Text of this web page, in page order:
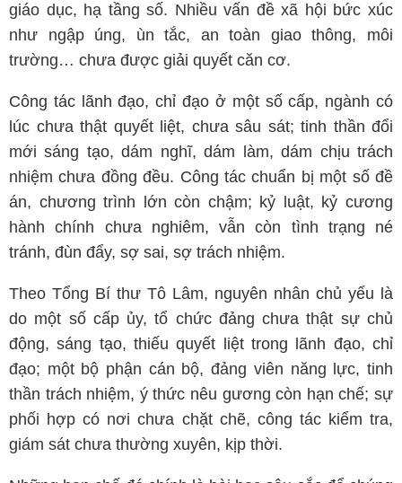
giáo dục, hạ tầng số. Nhiều vấn đề xã hội bức xúc
như ngập úng, ùn tắc, an toàn giao thông, môi
trường… chưa được giải quyết căn cơ.
Công tác lãnh đạo, chỉ đạo ở một số cấp, ngành có
lúc chưa thật quyết liệt, chưa sâu sát; tinh thần đổi
mới sáng tạo, dám nghĩ, dám làm, dám chịu trách
nhiệm chưa đồng đều. Công tác chuẩn bị một số đề
án, chương trình lớn còn chậm; kỷ luật, kỷ cương
hành chính chưa nghiêm, vẫn còn tình trạng né
tránh, đùn đẩy, sợ sai, sợ trách nhiệm.
Theo Tổng Bí thư Tô Lâm, nguyên nhân chủ yếu là
do một số cấp ủy, tổ chức đảng chưa thật sự chủ
động, sáng tạo, thiếu quyết liệt trong lãnh đạo, chỉ
đạo; một bộ phận cán bộ, đảng viên năng lực, tinh
thần trách nhiệm, ý thức nêu gương còn hạn chế; sự
phối hợp có nơi chưa chặt chẽ, công tác kiểm tra,
giám sát chưa thường xuyên, kịp thời.